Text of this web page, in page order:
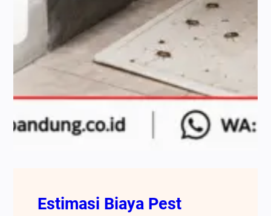
Estimasi Biaya Pest